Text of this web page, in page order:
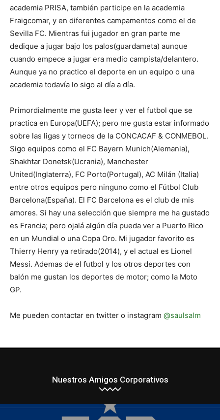
academia PRISA, también participe en la academia
Fraigcomar, y en diferentes campamentos como el de
Sevilla FC. Mientras fui jugador en gran parte me
dedique a jugar bajo los palos(guardameta) aunque
cuando empece a jugar era medio campista/delantero.
Aunque ya no practico el deporte en un equipo o una
academia todavía lo sigo al día a día.
Primordialmente me gusta leer y ver el futbol que se
practica en Europa(UEFA); pero me gusta estar informado
sobre las ligas y torneos de la CONCACAF & CONMEBOL.
Sigo equipos como el FC Bayern Munich(Alemania),
Shakhtar Donetsk(Ucrania), Manchester
United(Inglaterra), FC Porto(Portugal), AC Milán (Italia)
entre otros equipos pero ninguno como el Fútbol Club
Barcelona(España). El FC Barcelona es el club de mis
amores. Si hay una selección que siempre me ha gustado
es Francia; pero ojalá algún día pueda ver a Puerto Rico
en un Mundial o una Copa Oro. Mi jugador favorito es
Thierry Henry ya retirado(2014), y el actual es Lionel
Messi. Ademas de el futbol y los otros deportes con
balón me gustan los deportes de motor; como la Moto
GP.
Me pueden contactar en twitter o instagram @saulsalm
Nuestros Amigos Corporativos